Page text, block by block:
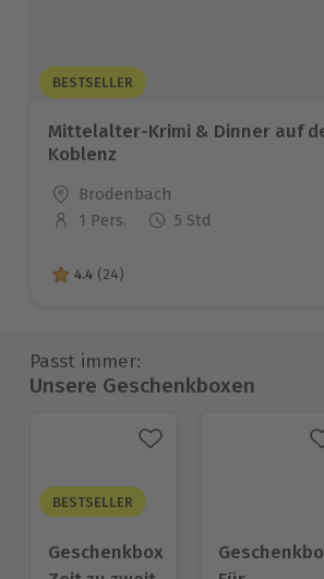
BESTSELLER
Mittelalter-Krimi & Dinner auf
Koblenz
Standort
Brodenbach
Anzahl der Teilnehmer
1 Pers. 5 Std
4.4 von 5 Sternen basierend auf 24
4.4 (24)
Passt immer:
Unsere Geschenkboxen
BESTSELLER
Geschenkbox